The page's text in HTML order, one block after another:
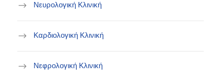
Νευρολογική Κλινική
Καρδιολογική Κλινική
Νεφρολογική Κλινική